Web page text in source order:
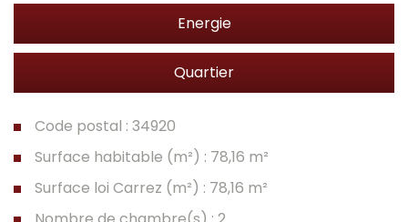
Energie
Quartier
Code postal : 34920
Surface habitable (m²) : 78,16 m²
Surface loi Carrez (m²) : 78,16 m²